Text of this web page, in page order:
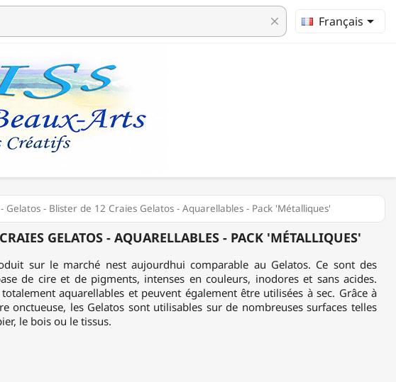
clear Français
Gelatos - Blister de 12 Craies Gelatos - Aquarellables - Pack 'Métalliques'
GELATOS - AQUARELLABLES - PACK 'MÉTALLIQUES'
sur le marché nest aujourdhui comparable au Gelatos. Ce sont des
de cire et de pigments, intenses en couleurs, inodores et sans acides.
aquarellables et peuvent également être utilisées à sec. Grâce à
onctueuse, les Gelatos sont utilisables sur de nombreuses surfaces telles
le bois ou le tissus.